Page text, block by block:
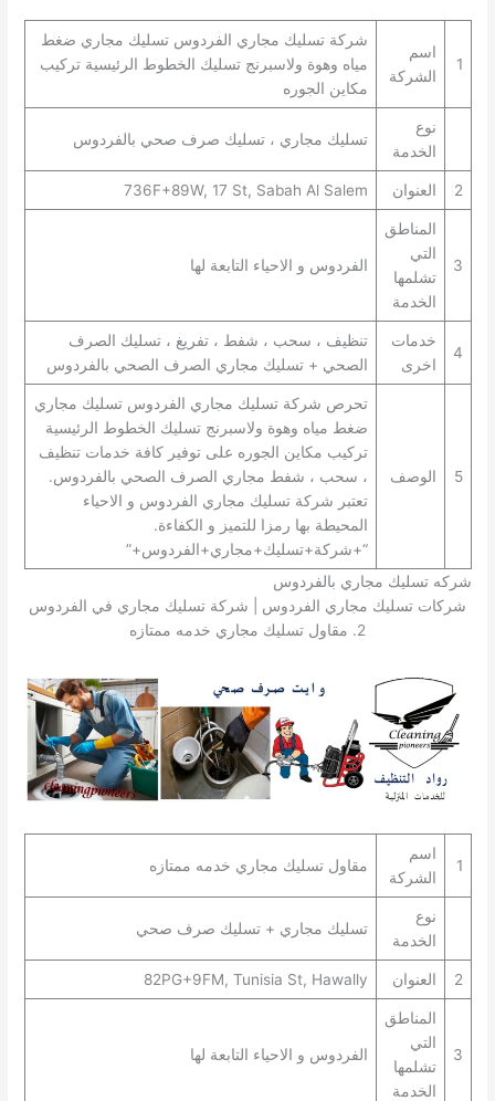
1
اسم
الشركة
شركة تسليك مجاري الفردوس تسليك مجاري ضغط
مياه وهوة ولاسبرنج تسليك الخطوط الرئيسية تركيب
مكاين الجوره
نوع
الخدمة
تسليك مجاري ، تسليك صرف صحي بالفردوس
2 العنوان 736F+89W, 17 St, Sabah Al Salem
3
المناطق
التي
تشلمها
الخدمة
الفردوس و الاحياء التابعة لها
4
خدمات
اخرى
تنظيف ، سحب ، شفط ، تفريغ ، تسليك الصرف
الصحي + تسليك مجاري الصرف الصحي بالفردوس
5 الوصف
تحرص شركة تسليك مجاري الفردوس تسليك مجاري
ضغط مياه وهوة ولاسبرنج تسليك الخطوط الرئيسية
تركيب مكاين الجوره على توفير كافة خدمات تنظيف
، سحب ، شفط مجاري الصرف الصحي بالفردوس.
تعتبر شركة تسليك مجاري الفردوس و الاحياء
المحيطة بها رمزا للتميز و الكفاءة.
“+شركة+تسليك+مجاري+الفردوس+”
شركه تسليك مجاري بالفردوس
شركات تسليك مجاري الفردوس | شركة تسليك مجاري في الفردوس
2. مقاول تسليك مجاري خدمه ممتازه
1
اسم
الشركة
مقاول تسليك مجاري خدمه ممتازه
نوع
الخدمة
تسليك مجاري + تسليك صرف صحي
2 العنوان 82PG+9FM, Tunisia St, Hawally
3
المناطق
التي
تشلمها
الخدمة
الفردوس و الاحياء التابعة لها